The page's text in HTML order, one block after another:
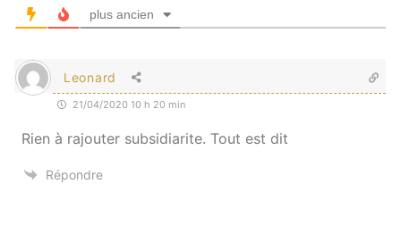
plus ancien
Leonard
21/04/2020 10 h 20 min
Rien à rajouter subsidiarite. Tout est dit
Répondre